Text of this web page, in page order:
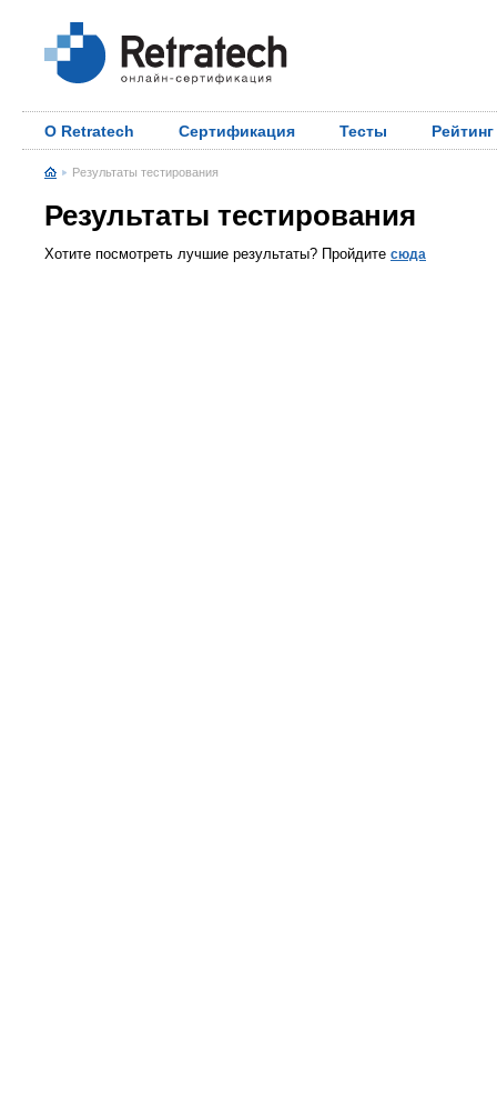
О Retratech Сертификация Тесты Рейтинг
Результаты тестирования
Результаты тестирования
Хотите посмотреть лучшие результаты? Пройдите сюда